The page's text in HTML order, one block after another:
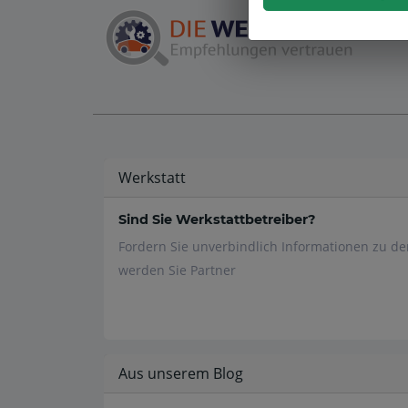
Werkstatt
Sind Sie Werkstattbetreiber?
Fordern Sie unverbindlich Informationen zu
werden Sie Partner
Aus unserem Blog